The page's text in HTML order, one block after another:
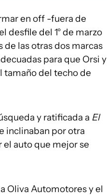
en off -fuera de
desfile del 1° de marzo
las otras dos marcas
para que Orsi y
tamaño del techo de
y ratificada a El
inclinaban por otra
auto que mejor se
Oliva Automotores y el